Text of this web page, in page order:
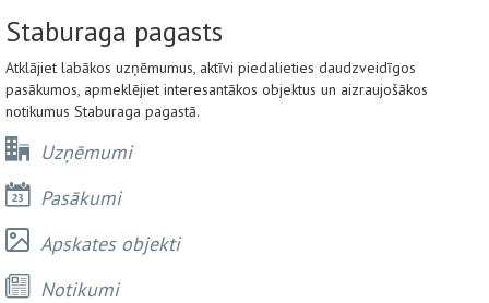
Staburaga pagasts
Atklājiet labākos uzņēmumus, aktīvi piedalieties daudzveidīgos
pasākumos, apmeklējiet interesantākos objektus un aizraujošākos
notikumus Staburaga pagastā.
Uzņēmumi
Pasākumi
Apskates objekti
Notikumi